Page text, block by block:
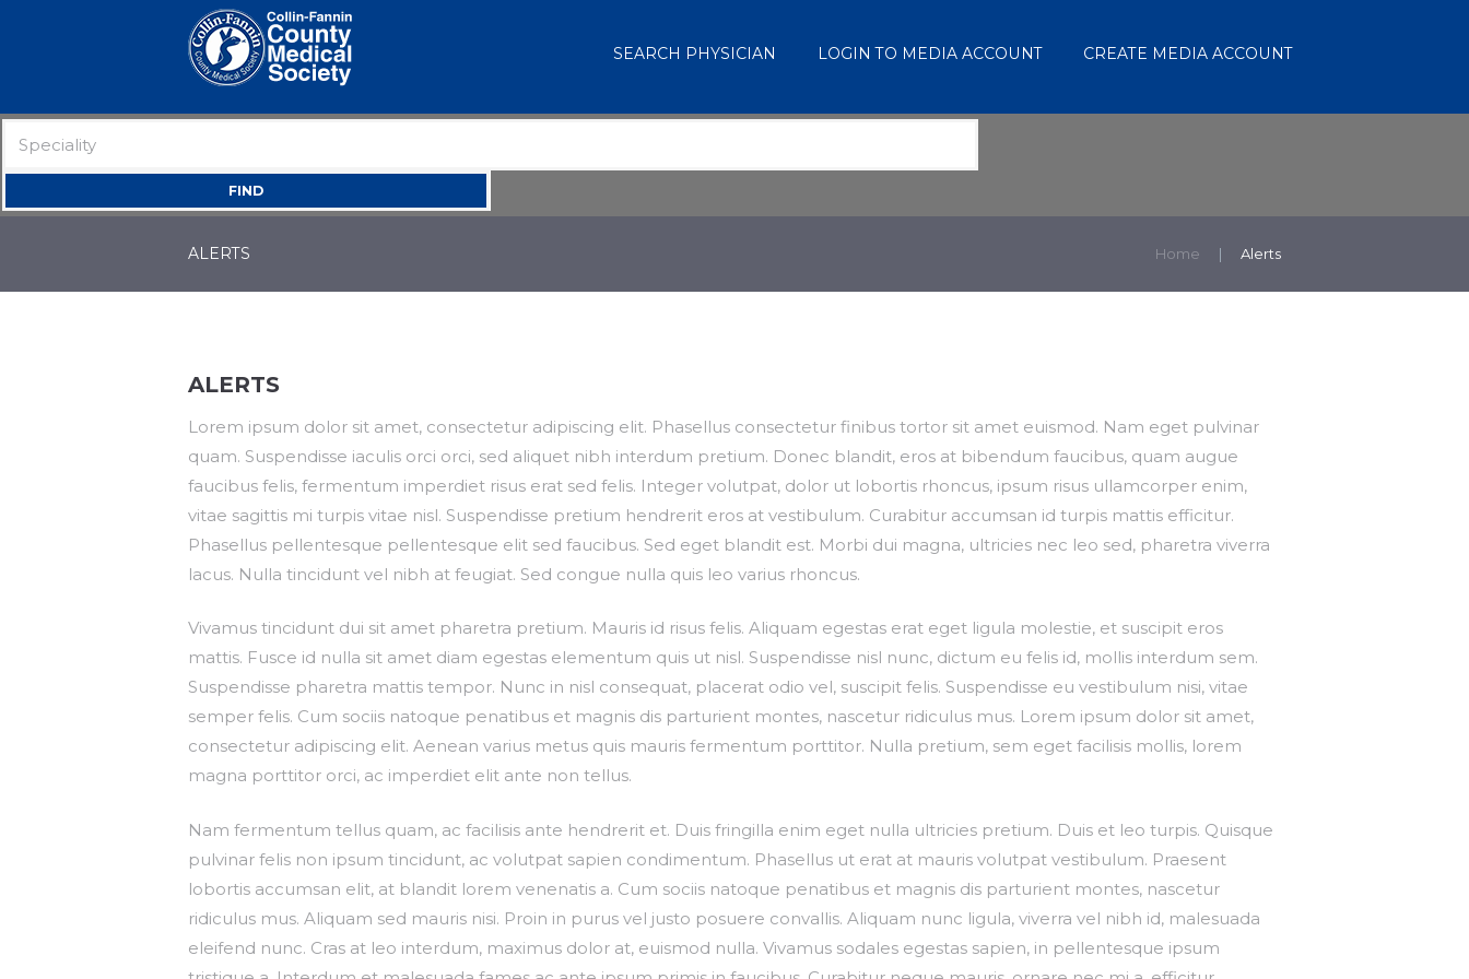
SEARCH PHYSICIAN LOGIN TO MEDIA ACCOUNT CREATE MEDIA ACCOUNT
ALERTS Home Alerts
ALERTS
Lorem ipsum dolor sit amet, consectetur adipiscing elit. Phasellus consectetur finibus tortor sit amet euismod. Nam eget pulvinar
quam. Suspendisse iaculis orci orci, sed aliquet nibh interdum pretium. Donec blandit, eros at bibendum faucibus, quam augue
faucibus felis, fermentum imperdiet risus erat sed felis. Integer volutpat, dolor ut lobortis rhoncus, ipsum risus ullamcorper enim,
vitae sagittis mi turpis vitae nisl. Suspendisse pretium hendrerit eros at vestibulum. Curabitur accumsan id turpis mattis efficitur.
Phasellus pellentesque pellentesque elit sed faucibus. Sed eget blandit est. Morbi dui magna, ultricies nec leo sed, pharetra viverra
lacus. Nulla tincidunt vel nibh at feugiat. Sed congue nulla quis leo varius rhoncus.
Vivamus tincidunt dui sit amet pharetra pretium. Mauris id risus felis. Aliquam egestas erat eget ligula molestie, et suscipit eros
mattis. Fusce id nulla sit amet diam egestas elementum quis ut nisl. Suspendisse nisl nunc, dictum eu felis id, mollis interdum sem.
Suspendisse pharetra mattis tempor. Nunc in nisl consequat, placerat odio vel, suscipit felis. Suspendisse eu vestibulum nisi, vitae
semper felis. Cum sociis natoque penatibus et magnis dis parturient montes, nascetur ridiculus mus. Lorem ipsum dolor sit amet,
consectetur adipiscing elit. Aenean varius metus quis mauris fermentum porttitor. Nulla pretium, sem eget facilisis mollis, lorem
magna porttitor orci, ac imperdiet elit ante non tellus.
Nam fermentum tellus quam, ac facilisis ante hendrerit et. Duis fringilla enim eget nulla ultricies pretium. Duis et leo turpis. Quisque
pulvinar felis non ipsum tincidunt, ac volutpat sapien condimentum. Phasellus ut erat at mauris volutpat vestibulum. Praesent
lobortis accumsan elit, at blandit lorem venenatis a. Cum sociis natoque penatibus et magnis dis parturient montes, nascetur
ridiculus mus. Aliquam sed mauris nisi. Proin in purus vel justo posuere convallis. Aliquam nunc ligula, viverra vel nibh id, malesuada
eleifend nunc. Cras at leo interdum, maximus dolor at, euismod nulla. Vivamus sodales egestas sapien, in pellentesque ipsum